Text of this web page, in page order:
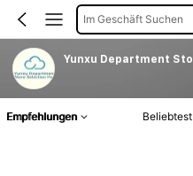
Im Geschäft Suchen
Empfehlungen Beliebtest